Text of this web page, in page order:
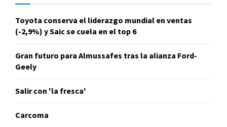
Toyota conserva el liderazgo mundial en ventas
(-2,9%) y Saic se cuela en el top 6
Gran futuro para Almussafes tras la alianza Ford-
Geely
Salir con 'la fresca'
Carcoma